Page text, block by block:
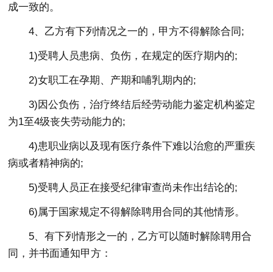
成一致的。
4、乙方有下列情况之一的，甲方不得解除合同;
1)受聘人员患病、负伤，在规定的医疗期内的;
2)女职工在孕期、产期和哺乳期内的;
3)因公负伤，治疗终结后经劳动能力鉴定机构鉴定
为1至4级丧失劳动能力的;
4)患职业病以及现有医疗条件下难以治愈的严重疾
病或者精神病的;
5)受聘人员正在接受纪律审查尚未作出结论的;
6)属于国家规定不得解除聘用合同的其他情形。
5、有下列情形之一的，乙方可以随时解除聘用合
同，并书面通知甲方：